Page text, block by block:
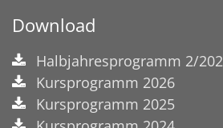
Download
Halbjahresprogramm 2/
Kursprogramm 2026
Kursprogramm 2025